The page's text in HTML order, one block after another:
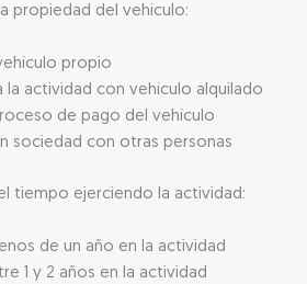
propiedad del vehículo:
propio
la actividad con vehículo alquilado
de pago del vehículo
sociedad con otras personas
tiempo ejerciendo la actividad:
de un año en la actividad
1 y 2 años en la actividad